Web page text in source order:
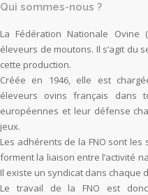
Qui sommes-nous ?
La Fédération Nationale Ovine
éleveurs de moutons. Il s’agit du
cette production.
Créée en 1946, elle est
éleveurs ovins français dans
européennes et leur défense
jeux.
Les adhérents de la FNO sont
forment la liaison entre l’activité
Il existe un syndicat dans chaque
Le travail de la FNO est